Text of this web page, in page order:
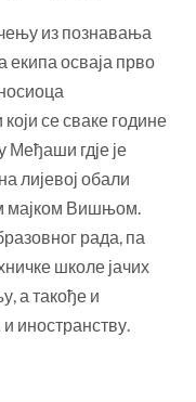
из познавања
осваја прво
се сваке године
гдје је
лијевој обали
мајком Вишњом.
рада, па
школе јачих
а такође и
иностранству.